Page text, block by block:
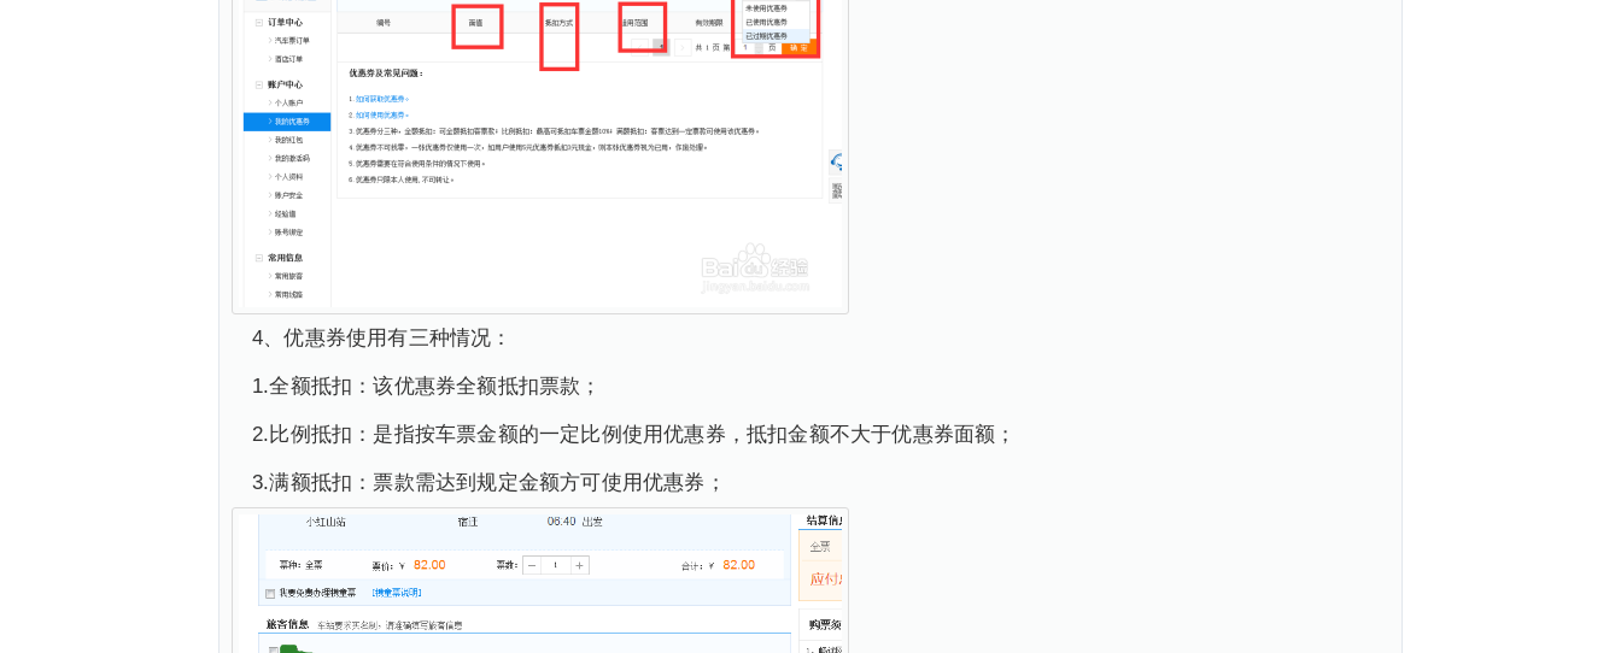
4、优惠券使用有三种情况：
1.全额抵扣：该优惠券全额抵扣票款；
2.比例抵扣：是指按车票金额的一定比例使用优惠券，抵扣金额不大于优惠券面额；
3.满额抵扣：票款需达到规定金额方可使用优惠券；